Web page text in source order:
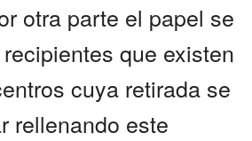
otra parte el papel se
que existen
cuya retirada se
rellenando este